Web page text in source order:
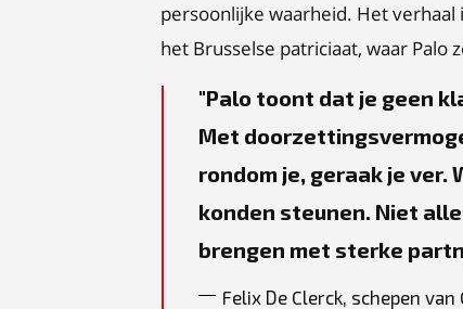
persoonlijke waarheid. Het
het Brusselse patriciaat, waar Palo
Palo toont dat je geen
Met
rondom je, geraak je ver.
konden steunen. Niet
brengen met sterke
Felix De Clerck, schepen